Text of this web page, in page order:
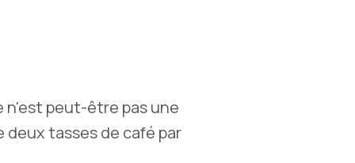
n'est peut-être pas une
deux tasses de café par